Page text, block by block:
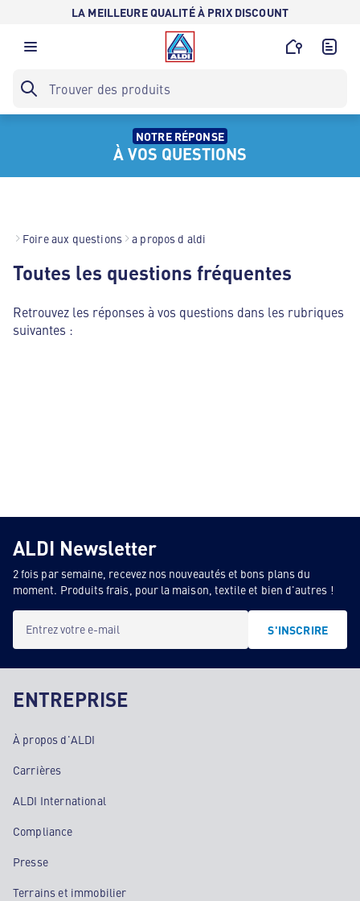
LA MEILLEURE QUALITÉ À PRIX DISCOUNT
NOTRE RÉPONSE
À VOS QUESTIONS
Foire aux questions a propos d aldi
Toutes les questions fréquentes
Retrouvez les réponses à vos questions dans les rubriques
suivantes :
ALDI Newsletter
2 fois par semaine, recevez nos nouveautés et bons plans du
moment. Produits frais, pour la maison, textile et bien d'autres !
Entrez votre e-mail S'INSCRIRE
ENTREPRISE
À propos d'ALDI
Carrières
ALDI International
Compliance
Presse
Terrains et immobilier